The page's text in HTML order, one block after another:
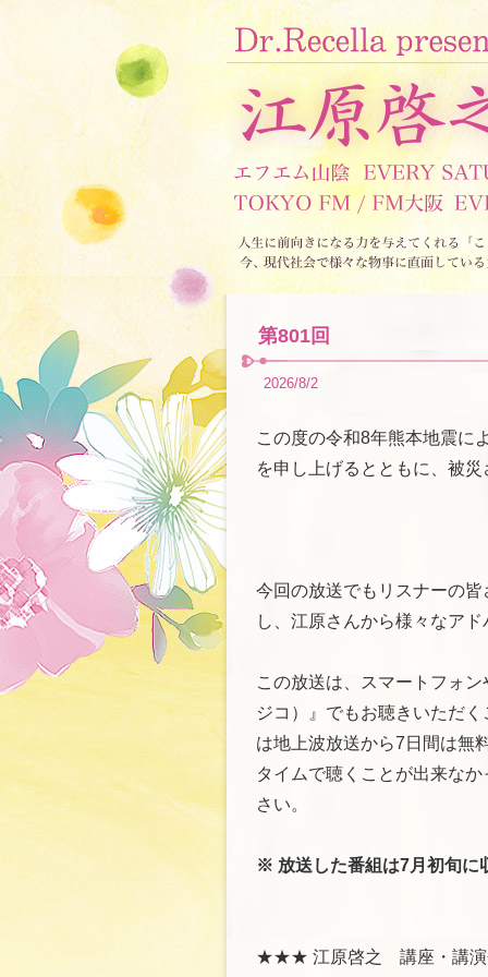
第801回
2026/8/2
この度の令和8年熊本地震に
を申し上げるとともに、被
今回の放送でもリスナーの
し、江原さんから様々なア
この放送は、スマートフォ
ジコ）』でもお聴きいただ
は地上波放送から7日間は無
タイムで聴くことが出来な
さい。
※ 放送した番組は7月初旬に
★★★ 江原啓之 講座・講